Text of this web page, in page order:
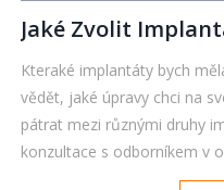
Jaké Zvolit
Kteraké implantáty bych
vědět, jaké úpravy chci na
pátrat mezi různými druhy
konzultace s odborníkem v
pomohl vybrat ten